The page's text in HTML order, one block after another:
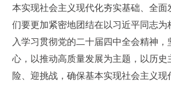
本实现社会主义现代化夯实基础、全面
们要更加紧密地团结在以习近平同志
入学习贯彻党的二十届四中全会精神
心，以推动高质量发展为主题，以历
险、迎挑战，确保基本实现社会主义现